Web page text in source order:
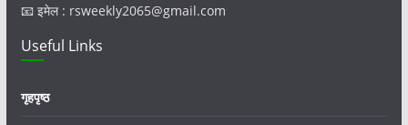
📧 इमेल : rsweekly2065@gmail.com
Useful Links
गृहपृष्ठ